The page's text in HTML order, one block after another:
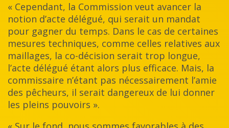
« Cependant, la Commission veut avancer la
notion d’acte délégué, qui serait un mandat
pour gagner du temps. Dans le cas de certaines
mesures techniques, comme celles relatives aux
maillages, la co-décision serait trop longue,
l’acte délégué étant alors plus efficace. Mais, la
commissaire n’étant pas nécessairement l’amie
des pêcheurs, il serait dangereux de lui donner
les pleins pouvoirs ».